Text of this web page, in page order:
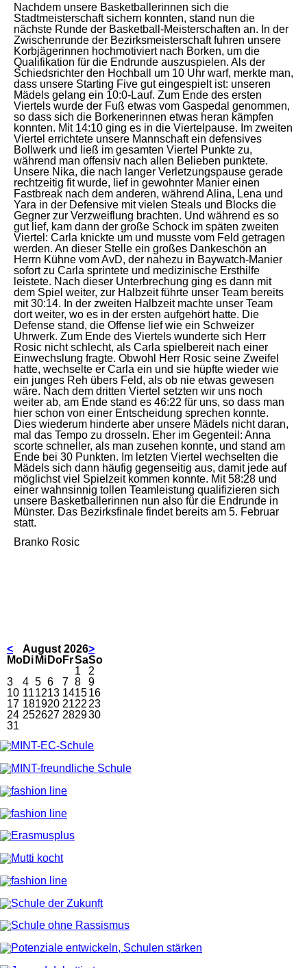
Nachdem unsere Basketballerinnen sich die
Stadtmeisterschaft sichern konnten, stand nun die
nächste Runde der Basketball-Meisterschaften an. In der
Zwischenrunde der Bezirksmeisterschaft fuhren unsere
Korbjägerinnen hochmotiviert nach Borken, um die
Qualifikation für die Endrunde auszuspielen. Als der
Schiedsrichter den Hochball um 10 Uhr warf, merkte man,
dass unsere Starting Five gut eingespielt ist: unseren
Mädels gelang ein 10:0-Lauf. Zum Ende des ersten
Viertels wurde der Fuß etwas vom Gaspedal genommen,
so dass sich die Borkenerinnen etwas heran kämpfen
konnten. Mit 14:10 ging es in die Viertelpause. Im zweiten
Viertel errichtete unsere Mannschaft ein defensives
Bollwerk und ließ im gesamten Viertel Punkte zu,
während man offensiv nach allen Belieben punktete.
Unsere Nika, die nach langer Verletzungspause gerade
rechtzeitig fit wurde, lief in gewohnter Manier einen
Fastbreak nach dem anderen, während Alina, Lena und
Yara in der Defensive mit vielen Steals und Blocks die
Gegner zur Verzweiflung brachten. Und während es so
gut lief, kam dann der große Schock im späten zweiten
Viertel: Carla knickte um und musste vom Feld getragen
werden. An dieser Stelle ein großes Dankeschön an
Herrn Kühne vom AvD, der nahezu in Baywatch-Manier
sofort zu Carla sprintete und medizinische Ersthilfe
leistete. Nach dieser Unterbrechung ging es dann mit
dem Spiel weiter, zur Halbzeit führte unser Team bereits
mit 30:14. In der zweiten Halbzeit machte unser Team
dort weiter, wo es in der ersten aufgehört hatte. Die
Defense stand, die Offense lief wie ein Schweizer
Uhrwerk. Zum Ende des Viertels wunderte sich Herr
Rosic nicht schlecht, als Carla spielbereit nach einer
Einwechslung fragte. Obwohl Herr Rosic seine Zweifel
hatte, wechselte er Carla ein und sie hüpfte wieder wie
ein junges Reh übers Feld, als ob nie etwas gewesen
wäre. Nach dem dritten Viertel setzten wir uns noch
weiter ab, am Ende stand es 46:22 für uns, so dass man
hier schon von einer Entscheidung sprechen konnte.
Dies wiederum hinderte aber unsere Mädels nicht daran,
mal das Tempo zu drosseln. Eher im Gegenteil: Anna
scorte schneller, als man zusehen konnte, und stand am
Ende bei 30 Punkten. Im letzten Viertel wechselten die
Mädels sich dann häufig gegenseitig aus, damit jede auf
möglichst viel Spielzeit kommen konnte. Mit 58:28 und
einer wahnsinnig tollen Teamleistung qualifizieren sich
unsere Basketballerinnen nun also für die Endrunde in
Münster. Das Bezirksfinale findet bereits am 5. Februar
statt.
Branko Rosic
< August 2026>
Montag
Dienstag
Mittwoch
Donnerstag
Freitag
Samstag
Sonntag
1
2
3
4 5 6 7 8
9
10 111213 141516
17 181920 212223
24 252627 282930
31